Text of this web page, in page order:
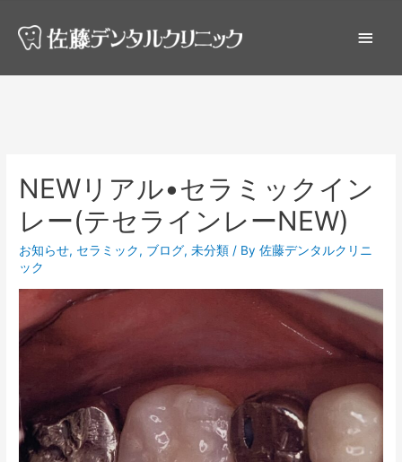
NEWリアル•セラミックイン
レー(テセラインレーNEW)
お知らせ, セラミック, ブログ,未分類 / By佐藤デンタルクリニ
ック